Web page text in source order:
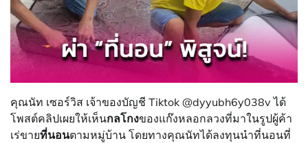
คุณนัท เซอร์วิส เจ้าของบัญชี Tiktok @dyyubh6y038v ได้
โพสต์คลิปเผยให้เห็นกลโกงของแก๊งหลอกลวงที่มาในรูปผู้ค้า
เร่ขายที่นอนตามหมู่บ้าน โดยทางคุณนัทได้ลงทุนนำที่นอนที่